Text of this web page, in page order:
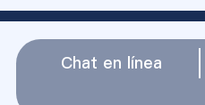
Chat en línea